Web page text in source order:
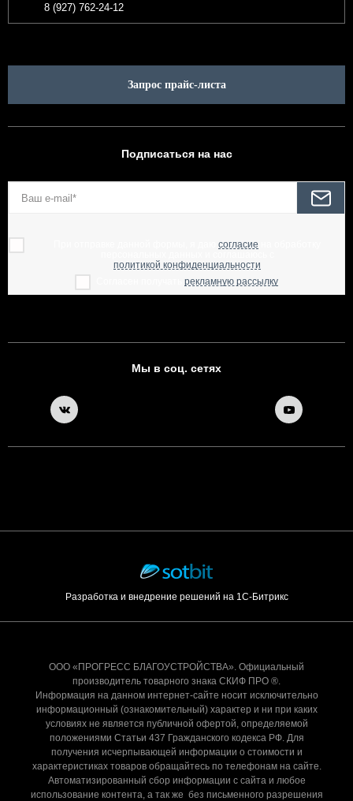
8 (927) 762-24-12
Запрос прайс-листа
Подписаться на нас
согласие
политикой конфиденциальности
рекламную рассылку
Мы в соц. сетях
Разработка и внедрение решений на 1С-Битрикс
ООО «ПРОГРЕСС БЛАГОУСТРОЙСТВА». Официальный
производитель товарного знака СКИФ ПРО ®.
Информация на данном интернет-сайте носит исключительно
информационный (ознакомительный) характер и ни при каких
условиях не является публичной офертой, определяемой
положениями Статьи 437 Гражданского кодекса РФ. Для
получения исчерпывающей информации о стоимости и
характеристиках товаров обращайтесь по телефонам на сайте.
Автоматизированный сбор информации с сайта и любое
использование контента, а так же без письменного разрешения